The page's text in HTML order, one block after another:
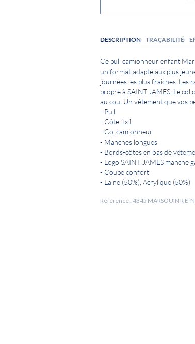
DESCRIPTION TRAÇABILITÉ
Ce pull camionneur enfant
un format adapté aux plus
journées les plus fraîches. Les
propre à SAINT JAMES. Le
au cou. Un vêtement que vos
- Pull
- Côte 1x1
- Col camionneur
- Manches longues
- Bords-côtes en bas de
- Logo SAINT JAMES manche
- Coupe confort
- Laine (50%), Acrylique (50%)
Référence : 4345 MARSOUIN R E-